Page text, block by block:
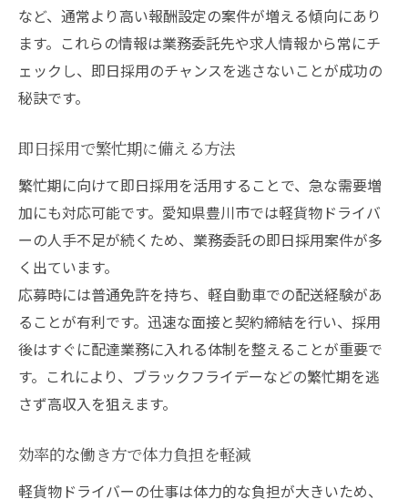
など、通常より高い報酬設定の案件が増える傾向にあり
ます。これらの情報は業務委託先や求人情報から常にチ
ェックし、即日採用のチャンスを逃さないことが成功の
秘訣です。
即日採用で繁忙期に備える方法
繁忙期に向けて即日採用を活用することで、急な需要増
加にも対応可能です。愛知県豊川市では軽貨物ドライバ
ーの人手不足が続くため、業務委託の即日採用案件が多
く出ています。
応募時には普通免許を持ち、軽自動車での配送経験があ
ることが有利です。迅速な面接と契約締結を行い、採用
後はすぐに配達業務に入れる体制を整えることが重要で
す。これにより、ブラックフライデーなどの繁忙期を逃
さず高収入を狙えます。
効率的な働き方で体力負担を軽減
軽貨物ドライバーの仕事は体力的な負担が大きいため、